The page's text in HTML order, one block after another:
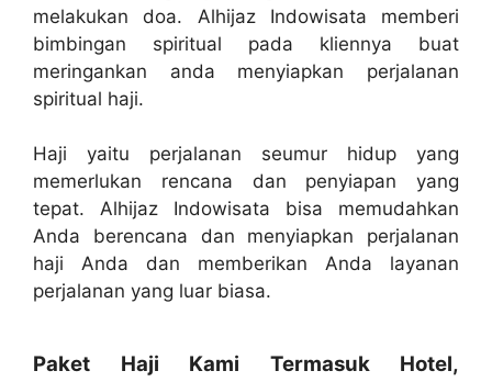
melakukan doa. Alhijaz Indowisata memberi
bimbingan spiritual pada kliennya buat
meringankan anda menyiapkan perjalanan
spiritual haji.
Haji yaitu perjalanan seumur hidup yang
memerlukan rencana dan penyiapan yang
tepat. Alhijaz Indowisata bisa memudahkan
Anda berencana dan menyiapkan perjalanan
haji Anda dan memberikan Anda layanan
perjalanan yang luar biasa.
Paket Haji Kami Termasuk Hotel,